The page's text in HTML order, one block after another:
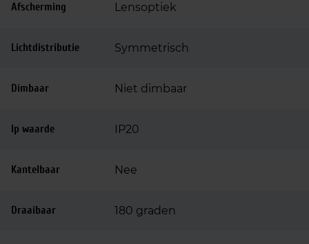
Afscherming Lensoptiek
Lichtdistributie Symmetrisch
Dimbaar Niet dimbaar
Ip waarde IP20
Kantelbaar Nee
Draaibaar 180 graden